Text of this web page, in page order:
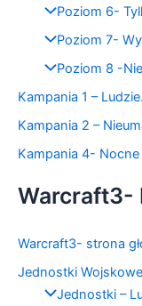
Poziom 6-
Poziom 7-
Poziom 8 -
Kampania 1 –
Kampania 2 –
Kampania 4-
Warcraft3-
Warcraft3- strona
Jednostki Wojskowe
Jednostki –